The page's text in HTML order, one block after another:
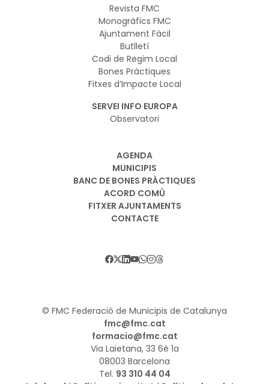
Revista FMC
Monogràfics FMC
Ajuntament Fàcil
Butlletí
Codi de Regim Local
Bones Pràctiques
Fitxes d’Impacte Local
SERVEI INFO EUROPA
Observatori
AGENDA
MUNICIPIS
BANC DE BONES PRÀCTIQUES
ACORD COMÚ
FITXER AJUNTAMENTS
CONTACTE
© FMC Federació de Municipis de Catalunya
fmc@fmc.cat
formacio@fmc.cat
Via Laietana, 33 6è 1a
08003 Barcelona
Tel. 93 310 44 04